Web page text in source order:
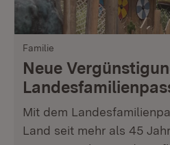
Familie
Neue
Mit dem
Land seit mehr als 45